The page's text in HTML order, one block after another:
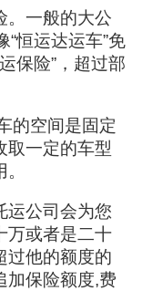
。一般的大公
恒运达运车”免
保险”，超过部
的空间是固定
取一定的车型
运公司会为您
万或者是二十
过他的额度的
加保险额度,费